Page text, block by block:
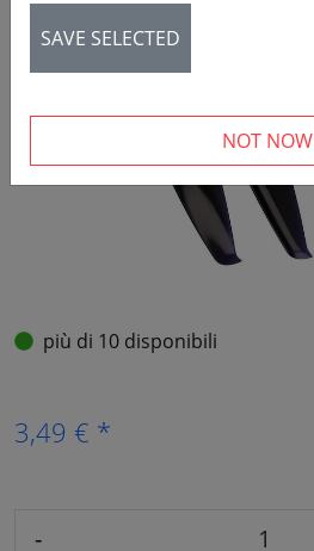
più di 10 disponibili
3,49 € *
-
SAVE SELECTED
NOT NOW